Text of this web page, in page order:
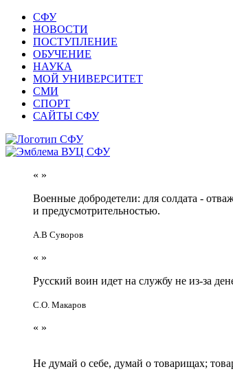
СФУ
НОВОСТИ
ПОСТУПЛЕНИЕ
ОБУЧЕНИЕ
НАУКА
МОЙ УНИВЕРСИТЕТ
СМИ
СПОРТ
САЙТЫ СФУ
« »
Военные добродетели: для солдата -
и предусмотрительностью.
А.В Суворов
« »
Русский воин идет на службу не из-за
С.О. Макаров
« »
Не думай о себе, думай о товарищах;